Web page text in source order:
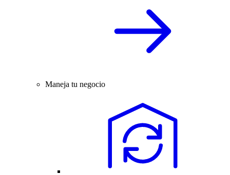
Maneja tu negocio